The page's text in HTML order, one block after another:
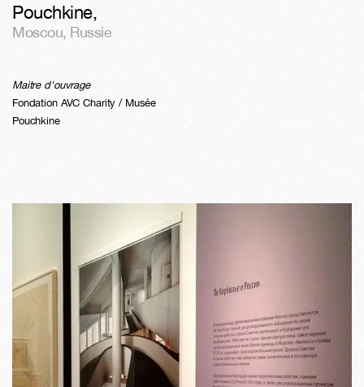
Pouchkine,
Moscou, Russie
Maitre d'ouvrage
Fondation AVC Charity / Musée
Pouchkine